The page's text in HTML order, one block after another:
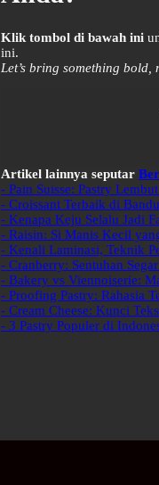
Klik tombol di bawah ini
ini.
Let’s bring something
Artikel lainnya seputar
- Pain Suisse: Pastry
- Croissant Terbaik di
- Kenapa Keju Selalu Jadi
- Raisin: Si Manis Kecil
- Kenali Laminasi, Teknik
- Cranberry: Sentuhan
- Bakery vs Viennoiserie:
- Proofing Pastry: Rahasia
- Cream Cheese: Kunci
- 3 Pastry Populer di